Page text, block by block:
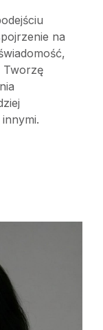
na
Tworzę